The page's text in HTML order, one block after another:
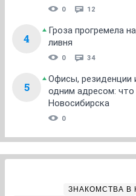
0 12
4
Гроза прогремела
ливня
0 34
5
Офисы, резиденции
одним адресом:
Новосибирска
0
ЗНАКОМСТВА В